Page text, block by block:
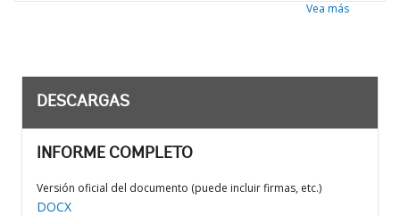
Vea más
DESCARGAS
INFORME COMPLETO
Versión oficial del documento (puede incluir firmas, etc.)
DOCX